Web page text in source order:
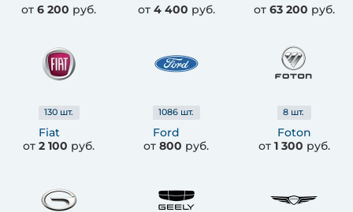
от6 200 руб.
от 4 400 руб.
от 63 200 руб.
130 шт.
Fiat
от2 100 руб.
1086 шт.
Ford
от800 руб.
8 шт.
Foton
от 1 300 руб.